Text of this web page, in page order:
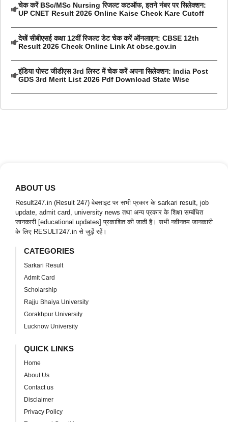
चेक करें BSc/MSc Nursing रिजल्ट कटऑफ, इतने नंबर पर सिलेक्शन:
UP CNET Result 2026 Online Kaise Check Kare Cutoff
देखें सीबीएसई कक्षा 12वीं रिजल्ट डेट चेक करें ऑनलाइन: CBSE 12th
Result 2026 Check Online Link At cbse.gov.in
इंडिया पोस्ट जीडीएस 3rd लिस्ट में चेक करें अपना सिलेक्शन: India Post
GDS 3rd Merit List 2026 Pdf Download State Wise
ABOUT US
Result247.in (Result 247) वेबसाइट पर सभी प्रकार के sarkari result, job
update, admit card, university news तथा अन्य प्रकार के शिक्षा सम्बंधित
जानकारी [educational updates] प्रकाशित की जाती है। सभी नवीनतम जानकारी
के लिए RESULT247.in से जुड़ें रहें।
CATEGORIES
Sarkari Result
Admit Card
Scholarship
Rajju Bhaiya University
Gorakhpur University
Lucknow University
QUICK LINKS
Home
About Us
Contact us
Disclaimer
Privacy Policy